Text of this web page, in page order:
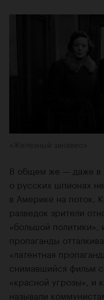
В общем же — даже в
о русских шпионах
в Америке на поток.
разведок зрители
«большой
пропаганды
«латентная
снимавшийся фильм
«красной угрозы», и
называли